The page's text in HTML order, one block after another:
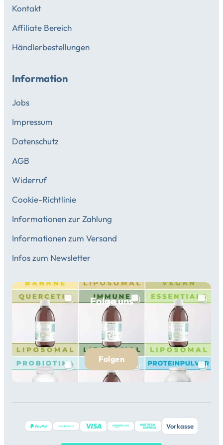
Kontakt
Affiliate Bereich
Händlerbestellungen
Information
Jobs
Impressum
Datenschutz
AGB
Widerruf
Cookie-Richtlinie
Informationen zur Zahlung
Informationen zum Versand
Infos zum Newsletter
Folge uns
Folgen
Vorkasse